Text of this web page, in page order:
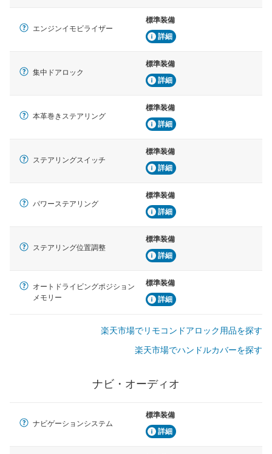
エンジンイモビライザー
標準装備
詳細
集中ドアロック
標準装備
詳細
本革巻きステアリング
標準装備
詳細
ステアリングスイッチ
標準装備
詳細
パワーステアリング
標準装備
詳細
ステアリング位置調整
標準装備
詳細
オートドライビングポジション
メモリー
標準装備
詳細
楽天市場でリモコンドアロック用品を探す
楽天市場でハンドルカバーを探す
ナビ・オーディオ
ナビゲーションシステム
標準装備
詳細